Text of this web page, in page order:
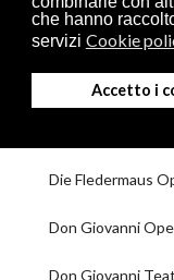
che hanno
servizi Cookie
Accetto i
Capuleti e
Capuleti e
Die Fledermaus
Don Giovanni
Don Giovanni